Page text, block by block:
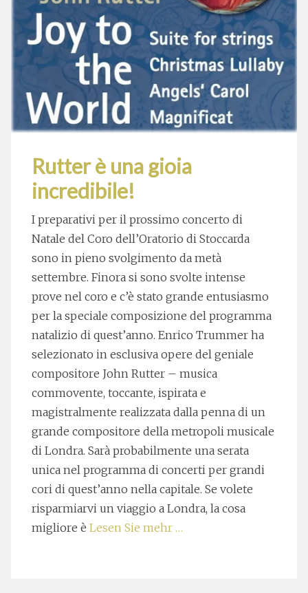
Rutter è una gioia
incredibile!
I preparativi per il prossimo concerto di
Natale del Coro dell’Oratorio di Stoccarda
sono in pieno svolgimento da metà
settembre. Finora si sono svolte intense
prove nel coro e c’è stato grande entusiasmo
per la speciale composizione del programma
natalizio di quest’anno. Enrico Trummer ha
selezionato in esclusiva opere del geniale
compositore John Rutter – musica
commovente, toccante, ispirata e
magistralmente realizzata dalla penna di un
grande compositore della metropoli musicale
di Londra. Sarà probabilmente una serata
unica nel programma di concerti per grandi
cori di quest’anno nella capitale. Se volete
risparmiarvi un viaggio a Londra, la cosa
migliore è Lesen Sie mehr …